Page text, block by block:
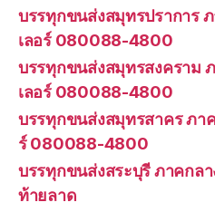
บรรทุกขนส่งสมุทรปราการ ภ
เลอร์ 080088-4800
บรรทุกขนส่งสมุทรสงคราม
เลอร์ 080088-4800
บรรทุกขนส่งสมุทรสาคร ภาค
ร์ 080088-4800
บรรทุกขนส่งสระบุรี ภาคกลา
ท้ายลาด